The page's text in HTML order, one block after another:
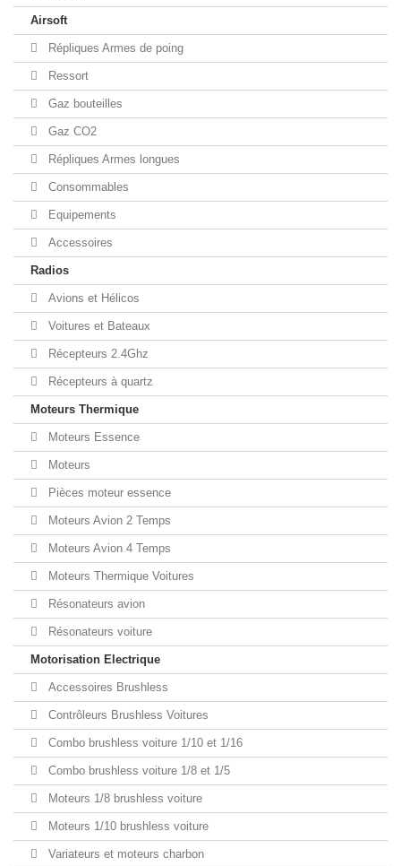
Airsoft
Répliques Armes de poing
Ressort
Gaz bouteilles
Gaz CO2
Répliques Armes longues
Consommables
Equipements
Accessoires
Radios
Avions et Hélicos
Voitures et Bateaux
Récepteurs 2.4Ghz
Récepteurs à quartz
Moteurs Thermique
Moteurs Essence
Moteurs
Pièces moteur essence
Moteurs Avion 2 Temps
Moteurs Avion 4 Temps
Moteurs Thermique Voitures
Résonateurs avion
Résonateurs voiture
Motorisation Electrique
Accessoires Brushless
Contrôleurs Brushless Voitures
Combo brushless voiture 1/10 et 1/16
Combo brushless voiture 1/8 et 1/5
Moteurs 1/8 brushless voiture
Moteurs 1/10 brushless voiture
Variateurs et moteurs charbon